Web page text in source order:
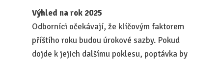
Výhled na rok 2025
Odborníci očekávají, že klíčovým faktorem
příštího roku budou úrokové sazby. Pokud
dojde k jejich dalšímu poklesu, poptávka by